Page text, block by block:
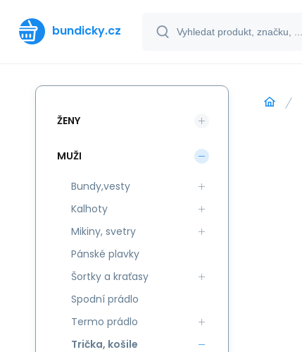
bundicky.cz
ŽENY
MUŽI
Bundy,vesty
Kalhoty
Mikiny, svetry
Pánské plavky
Šortky a kraťasy
Spodní prádlo
Termo prádlo
Trička, košile